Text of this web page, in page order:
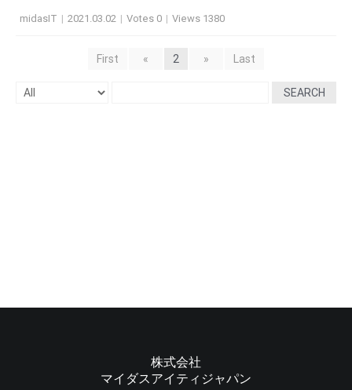
midasIT | 2021.03.02 | Votes 0 | Views 1380
First « 2 » Last
SEARCH
株式会社
マイダスアイティジャパン